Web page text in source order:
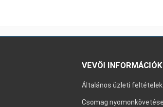
VEVŐI INFORMÁCIÓK
Általános üzleti feltételek
Csomag nyomonkövetése